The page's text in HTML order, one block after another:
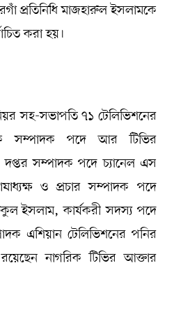
প্রতিনিধি মাজহারুল ইসলামকে
করা হয়।
সহ-সভাপতি ৭১ টেলিভিশনের
সম্পাদক পদে আর টিভির
সম্পাদক পদে চ্যানেল এস
ও প্রচার সম্পাদক পদে
ইসলাম, কার্যকরী সদস্য পদে
এশিয়ান টেলিভিশনের পনির
নাগরিক টিভির আক্তার